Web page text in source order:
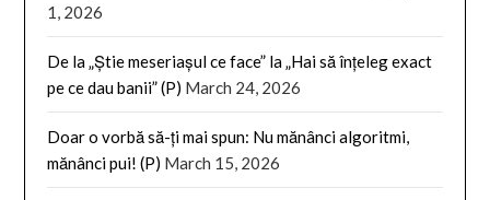
1, 2026
De la „Știe meseriașul ce face” la „Hai să înțeleg exact
pe ce dau banii” (P) March 24, 2026
Doar o vorbă să-ți mai spun: Nu mănânci algoritmi,
mănânci pui! (P) March 15, 2026